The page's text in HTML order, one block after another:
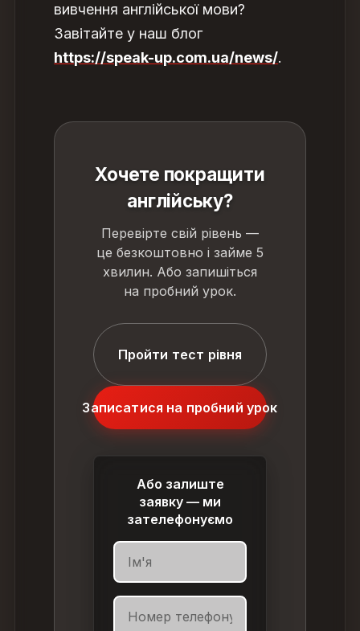
вивчення англійської мови?
Завітайте у наш блог
https://speak-up.com.ua/news/.
Хочете покращити
англійську?
Перевірте свій рівень —
це безкоштовно і займе 5
хвилин. Або запишіться
на пробний урок.
Пройти тест рівня
Записатися на пробний урок
Або залиште
заявку — ми
зателефонуємо